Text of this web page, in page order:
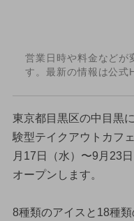
営業日時や料金などが
す。最新の情報は公式
東京都目黒区の中目黒
験型テイクアウトカフ
月17日（水）〜9月23
オープンします。
8種類のアイスと18種